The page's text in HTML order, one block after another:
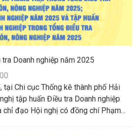
Doanh nghiệp năm 2025
Chi cục Thống kê thành phố Hải
tập huấn Điều tra Doanh nghiệp
chỉ đạo Hội nghị có đồng chí Phạm